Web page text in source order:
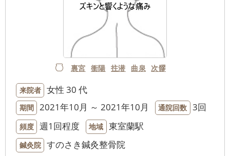
裏宮 衝陽 拄潜 曲泉 次髎
来院者 女性 30 代
期間 2021年10月 ～ 2021年10月 通院回数 3回
頻度 週1回程度 地域 東室蘭駅
鍼灸院 すのさき鍼灸整骨院